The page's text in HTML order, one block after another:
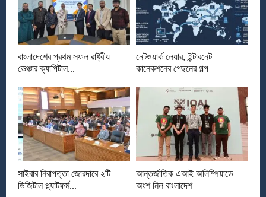
বাংলাদেশের প্রথম সফল রাষ্ট্রীয়
ভেঞ্চার ক্যাপিটাল...
নেটওয়ার্ক লেয়ার, ইন্টারনেট
কানেকশনের পেছনের গল্প
সাইবার নিরাপত্তা জোরদারে ২টি
ডিজিটাল প্ল্যাটফর্ম...
আন্তর্জাতিক এআই অলিম্পিয়াডে
অংশ নিল বাংলাদেশ